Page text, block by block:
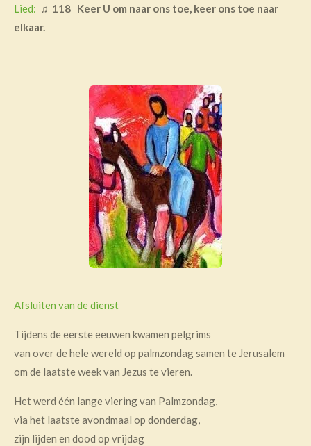
Lied: ♫ 118 Keer U om naar ons toe, keer ons toe naar
elkaar.
Afsluiten van de dienst
Tijdens de eerste eeuwen kwamen pelgrims
van over de hele wereld op palmzondag samen te Jerusalem
om de laatste week van Jezus te vieren.
Het werd één lange viering van Palmzondag,
via het laatste avondmaal op donderdag,
zijn lijden en dood op vrijdag